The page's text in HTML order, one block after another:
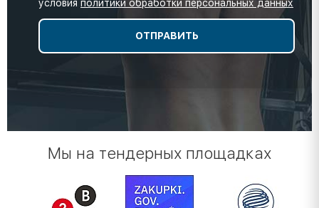
условия политики обработки персональных данных
Мы на тендерных площадках